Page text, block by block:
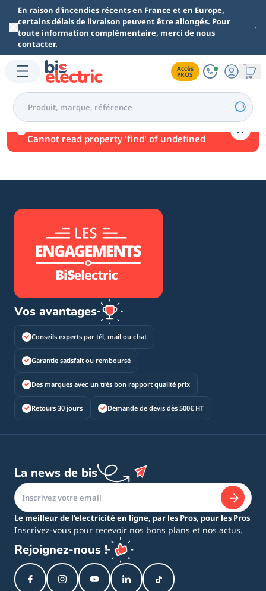
Aller au contenu principal
En raison d'incendies récents en France et en Europe,
certains délais de livraison peuvent être allongés. Pour
toute information complémentaire, merci de nous
contacter.
Accès
PROS
Une erreur est survenue.
Cannot read property 'find' of undefined
Vos avantages
Conseils experts par tél, mail ou chat
Garantie satisfait ou remboursé
Des marques avec un très bon rapport qualité prix
Retours 30 jours Demande de devis dès 500€ HT
La news de bis
Le meilleur de l’electricité en ligne, par les Pros, pour les Pros
Inscrivez-vous pour recevoir nos bons plans et nos actus.
Rejoignez-nous !